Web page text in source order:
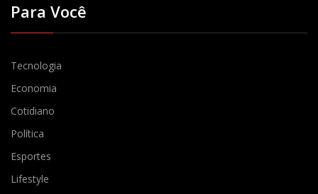
Para Você
Tecnologia
Economia
Cotidiano
Política
Esportes
Lifestyle